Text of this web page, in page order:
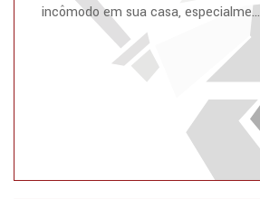
incômodo em sua casa, especialme...